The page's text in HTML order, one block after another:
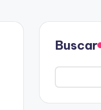
Buscar